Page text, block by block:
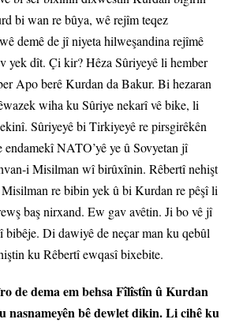
bi wan re bûya, wê rejîm teqez
demê de jî niyeta hilweşandina rejîmê
yek dît. Çi kir? Hêza Sûriyeyê li hember
Apo berê Kurdan da Bakur. Bi hezaran
wiha ku Sûriye nekarî vê bike, li
Sûriyeyê bi Tirkiyeyê re pirsgirêkên
NATO’yê ye û Sovyetan jî
i Misilman wî birûxînin. Rêbertî nehişt
re bibin yek û bi Kurdan re pêşî li
baş nirxand. Ew gav avêtin. Ji bo vê jî
bibêje. Di dawiyê de neçar man ku qebûl
ku Rêbertî ewqasî bixebite.
de dema em behsa Fîlîstîn û Kurdan
nasnameyên bê dewlet dikin. Li cihê ku